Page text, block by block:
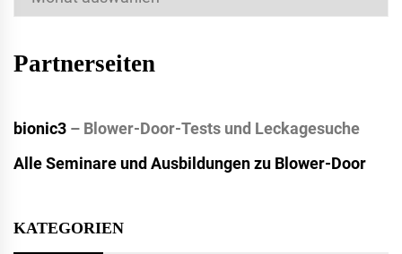
Partnerseiten
bionic3 – Blower-Door-Tests und Leckagesuche
Alle Seminare und Ausbildungen zu Blower-Door
KATEGORIEN